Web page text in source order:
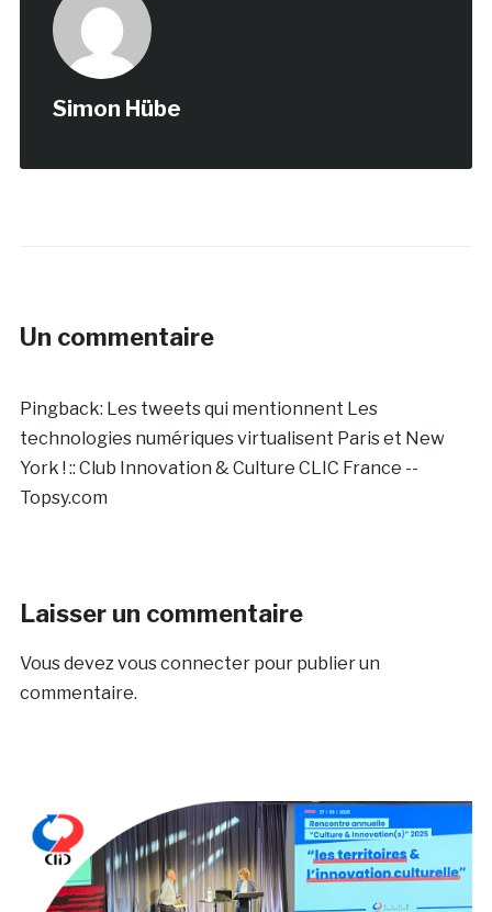
Simon Hübe
Un commentaire
Pingback: Les tweets qui mentionnent Les
technologies numériques virtualisent Paris et New
York ! :: Club Innovation & Culture CLIC France --
Topsy.com
Laisser un commentaire
Vous devezvous connecterpour publier un
commentaire.